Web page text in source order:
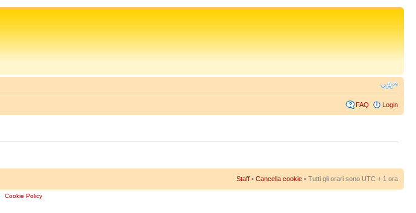
FAQ Login
Staff • Cancella cookie • Tutti gli orari sono UTC + 1 ora
Cookie Policy